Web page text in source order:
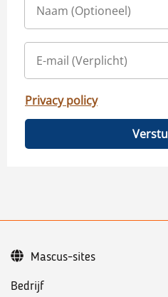
Privacy policy
Bedrijf
Mascus-sites